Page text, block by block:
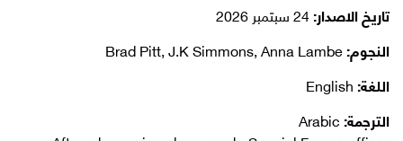
تاريخ الاصدار:
النجوم:
اللغة:
الترجمة: